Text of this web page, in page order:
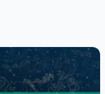
，他们喜欢新事物，